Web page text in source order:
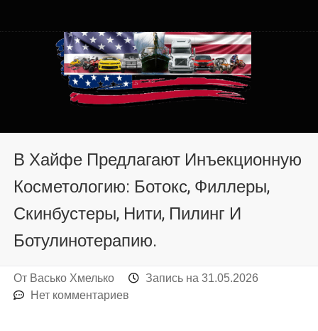
Хмельницком от auto.km.ua
В Хайфе Предлагают Инъекционную
Косметологию: Ботокс, Филлеры,
Скинбустеры, Нити, Пилинг И
Ботулинотерапию.
От Васько Хмелько Запись на31.05.2026
Нет комментариев